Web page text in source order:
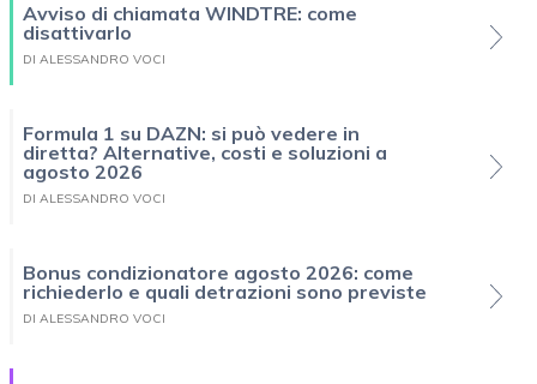
Avviso di chiamata WINDTRE: come
disattivarlo
DI ALESSANDRO VOCI
Formula 1 su DAZN: si può vedere in
diretta? Alternative, costi e soluzioni a
agosto 2026
DI ALESSANDRO VOCI
Bonus condizionatore agosto 2026: come
richiederlo e quali detrazioni sono previste
DI ALESSANDRO VOCI